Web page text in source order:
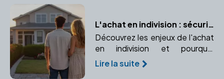
L'achat en indivision : sécuriser votre bien à deux avec un notaire
Découvrez les enjeux de l'achat
en indivision et pourquoi
consulter un notaire est
indispensable pour protéger vos
Lire la suite